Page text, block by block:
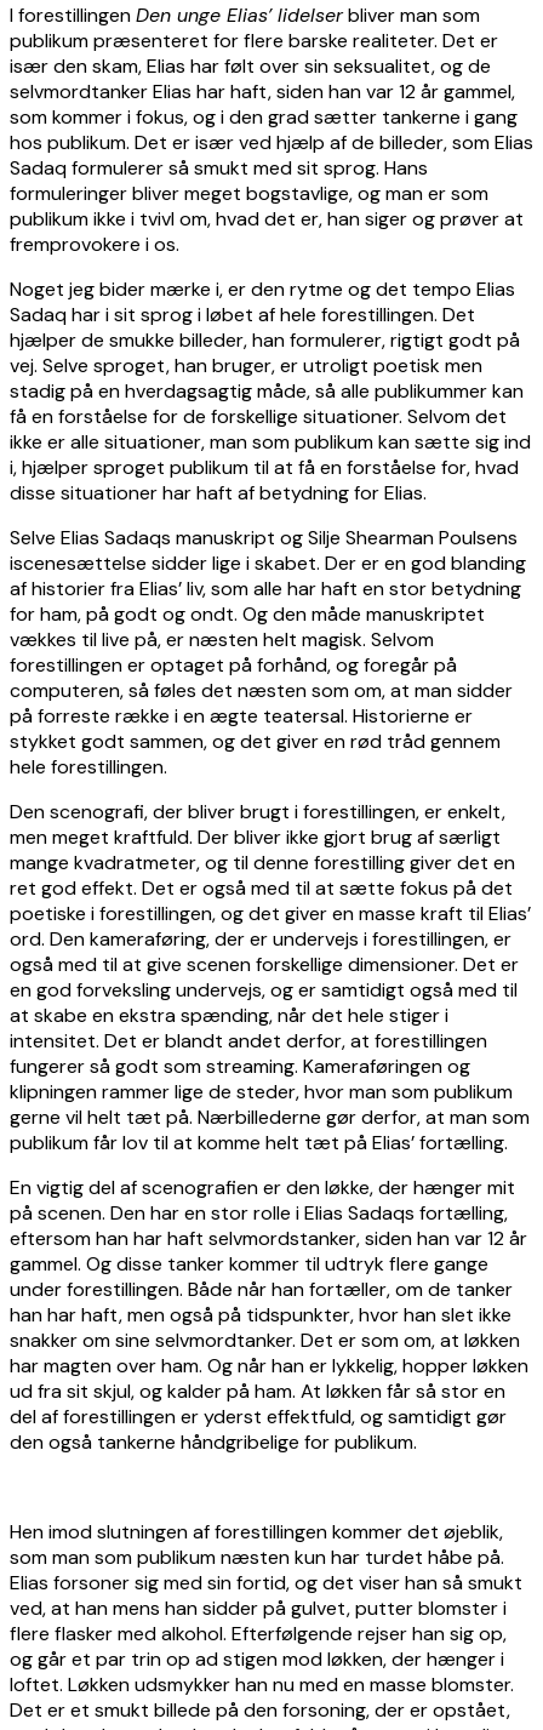
I forestillingenDen unge Elias’ lidelserbliver man som
publikum præsenteret for flere barske realiteter. Det er
især den skam, Elias har følt over sin seksualitet, og de
selvmordtanker Elias har haft, siden han var 12 år gammel,
som kommer i fokus, og i den grad sætter tankerne i gang
hos publikum. Det er især ved hjælp af de billeder, som Elias
Sadaq formulerer så smukt med sit sprog. Hans
formuleringer bliver meget bogstavlige, og man er som
publikum ikke i tvivl om, hvad det er, han siger og prøver at
fremprovokere i os.
Noget jeg bider mærke i, er den rytme og det tempo Elias
Sadaq har i sit sprog i løbet af hele forestillingen. Det
hjælper de smukke billeder, han formulerer, rigtigt godt på
vej. Selve sproget, han bruger, er utroligt poetisk men
stadig på en hverdagsagtig måde, så alle publikummer kan
få en forståelse for de forskellige situationer. Selvom det
ikke er alle situationer, man som publikum kan sætte sig ind
i, hjælper sproget publikum til at få en forståelse for, hvad
disse situationer har haft af betydning for Elias.
Selve Elias Sadaqs manuskript og Silje Shearman Poulsens
iscenesættelse sidder lige i skabet. Der er en god blanding
af historier fra Elias’ liv, som alle har haft en stor betydning
for ham, på godt og ondt. Og den måde manuskriptet
vækkes til live på, er næsten helt magisk. Selvom
forestillingen er optaget på forhånd, og foregår på
computeren, så føles det næsten som om, at man sidder
på forreste række i en ægte teatersal. Historierne er
stykket godt sammen, og det giver en rød tråd gennem
hele forestillingen.
Den scenografi, der bliver brugt i forestillingen, er enkelt,
men meget kraftfuld. Der bliver ikke gjort brug af særligt
mange kvadratmeter, og til denne forestilling giver det en
ret god effekt. Det er også med til at sætte fokus på det
poetiske i forestillingen, og det giver en masse kraft til Elias’
ord. Den kameraføring, der er undervejs i forestillingen, er
også med til at give scenen forskellige dimensioner. Det er
en god forveksling undervejs, og er samtidigt også med til
at skabe en ekstra spænding, når det hele stiger i
intensitet. Det er blandt andet derfor, at forestillingen
fungerer så godt som streaming. Kameraføringen og
klipningen rammer lige de steder, hvor man som publikum
gerne vil helt tæt på. Nærbillederne gør derfor, at man som
publikum får lov til at komme helt tæt på Elias’ fortælling.
En vigtig del af scenografien er den løkke, der hænger mit
på scenen. Den har en stor rolle i Elias Sadaqs fortælling,
eftersom han har haft selvmordstanker, siden han var 12 år
gammel. Og disse tanker kommer til udtryk flere gange
under forestillingen. Både når han fortæller, om de tanker
han har haft, men også på tidspunkter, hvor han slet ikke
snakker om sine selvmordtanker. Det er som om, at løkken
har magten over ham. Og når han er lykkelig, hopper løkken
ud fra sit skjul, og kalder på ham. At løkken får så stor en
del af forestillingen er yderst effektfuld, og samtidigt gør
den også tankerne håndgribelige for publikum.
Hen imod slutningen af forestillingen kommer det øjeblik,
som man som publikum næsten kun har turdet håbe på.
Elias forsoner sig med sin fortid, og det viser han så smukt
ved, at han mens han sidder på gulvet, putter blomster i
flere flasker med alkohol. Efterfølgende rejser han sig op,
og går et par trin op ad stigen mod løkken, der hænger i
loftet. Løkken udsmykker han nu med en masse blomster.
Det er et smukt billede på den forsoning, der er opstået,